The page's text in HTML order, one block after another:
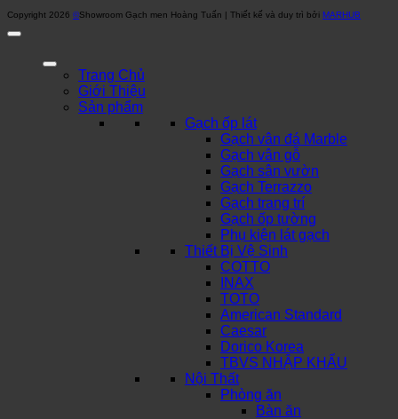
Copyright 2026 ©Showroom Gạch men Hoàng Tuấn | Thiết kế và duy trì bởi MARHUB
Trang Chủ
Giới Thiệu
Sản phẩm
Gạch ốp lát
Gạch vân đá Marble
Gạch vân gỗ
Gạch sân vườn
Gạch Terrazzo
Gạch trang trí
Gạch ốp tường
Phụ kiện lát gạch
Thiết Bị Vệ Sinh
COTTO
INAX
TOTO
American Standard
Caesar
Dorico Korea
TBVS NHẬP KHẨU
Nội Thất
Phòng ăn
Bàn ăn